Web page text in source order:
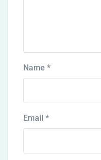
Name *
Email *